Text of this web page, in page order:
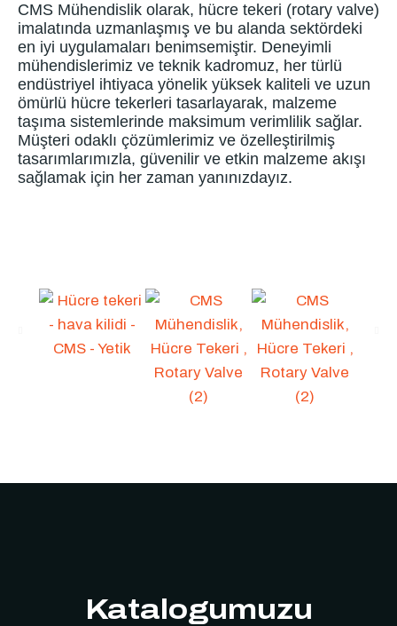
CMS Mühendislik olarak, hücre tekeri (rotary valve)
imalatında uzmanlaşmış ve bu alanda sektördeki
en iyi uygulamaları benimsemiştir. Deneyimli
mühendislerimiz ve teknik kadromuz, her türlü
endüstriyel ihtiyaca yönelik yüksek kaliteli ve uzun
ömürlü hücre tekerleri tasarlayarak, malzeme
taşıma sistemlerinde maksimum verimlilik sağlar.
Müşteri odaklı çözümlerimiz ve özelleştirilmiş
tasarımlarımızla, güvenilir ve etkin malzeme akışı
sağlamak için her zaman yanınızdayız.
Katalogumuzu